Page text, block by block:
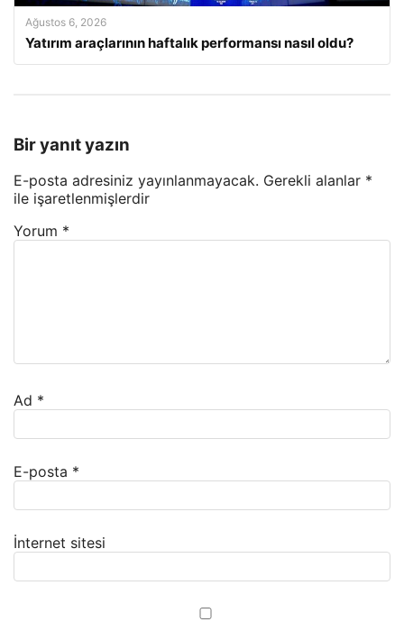
Ağustos 6, 2026
Yatırım araçlarının haftalık performansı nasıl oldu?
Bir yanıt yazın
E-posta adresiniz yayınlanmayacak. Gerekli alanlar *
ile işaretlenmişlerdir
Yorum *
Ad *
E-posta *
İnternet sitesi